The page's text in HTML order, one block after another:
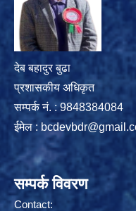
देब बहादुर बुढा
प्रशासकीय अधिकृत
सम्पर्क नं. : 9848384084
ईमेल :
सम्पर्क विवरण
Contact: